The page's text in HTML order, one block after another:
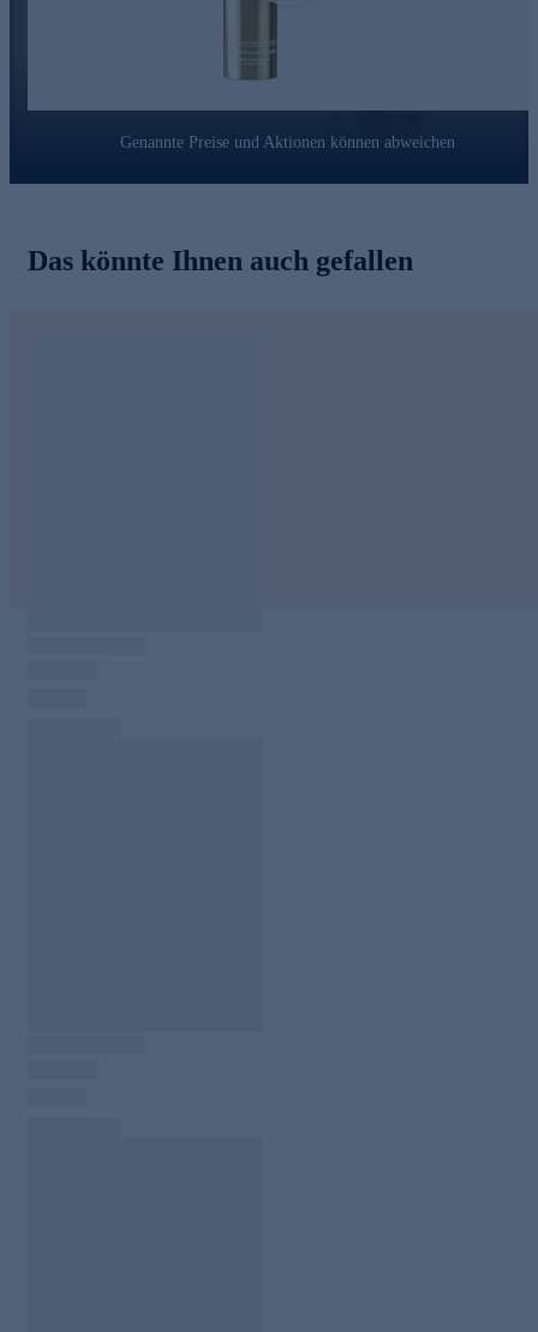
Genannte Preise und Aktionen können abweichen
Das könnte Ihnen auch gefallen